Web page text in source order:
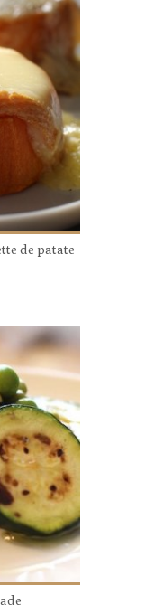
de patate